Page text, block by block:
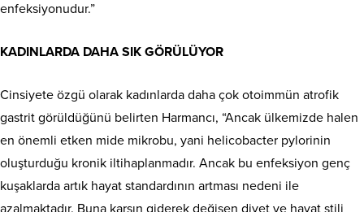
enfeksiyonudur.”
KADINLARDA DAHA SIK GÖRÜLÜYOR
Cinsiyete özgü olarak kadınlarda daha çok otoimmün atrofik
gastrit görüldüğünü belirten Harmancı, “Ancak ülkemizde halen
en önemli etken mide mikrobu, yani helicobacter pylorinin
oluşturduğu kronik iltihaplanmadır. Ancak bu enfeksiyon genç
kuşaklarda artık hayat standardının artması nedeni ile